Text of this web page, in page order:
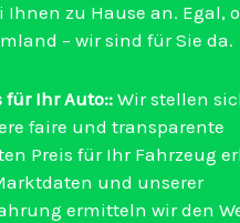
zu Hause an. Egal,
– wir sind für Sie da.
für Ihr Auto:: Wir stellen
faire und transparente
Preis für Ihr Fahrzeug
und unserer
ermitteln wir den